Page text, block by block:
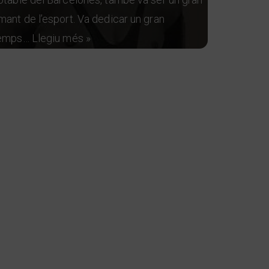
de l’esport. Va dedicar un gran
Llegiu més »